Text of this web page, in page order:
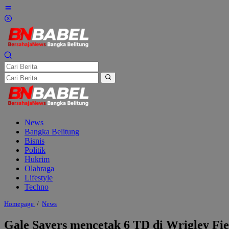
Lewati
ke
konten
News
Bangka Belitung
Bisnis
Politik
Hukrim
Olahraga
Lifestyle
Techno
Homepage / NewsGale
Gale Sayers mencetak 6 TD di Wrigley